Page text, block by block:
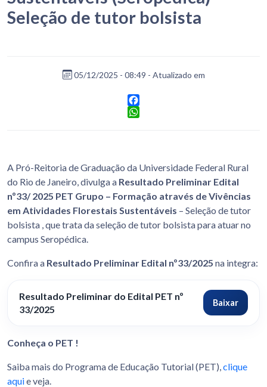
Seleção de tutor bolsista
05/12/2025 - 08:49 - Atualizado em
Facebook
A Pró-Reitoria de Graduação da Universidade Federal Rural
do Rio de Janeiro, divulga a Resultado Preliminar Edital
nº33/ 2025 PET Grupo – Formação através de Vivências
em Atividades Florestais Sustentáveis – Seleção de tutor
bolsista , que trata da seleção de tutor bolsista para atuar no
campus Seropédica.
Confira a Resultado Preliminar Edital nº33/2025 na integra:
Resultado Preliminar do Edital PET nº
33/2025
Baixar
Conheça o PET !
Saiba mais do Programa de Educação Tutorial (PET), clique
aquie veja.